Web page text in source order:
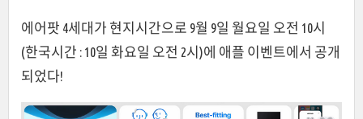
에어팟 4세대가 현지시간으로 9월 9일 월요일 오전 10시
(한국시간 : 10일 화요일 오전 2시)에 애플 이벤트에서 공개
되었다!